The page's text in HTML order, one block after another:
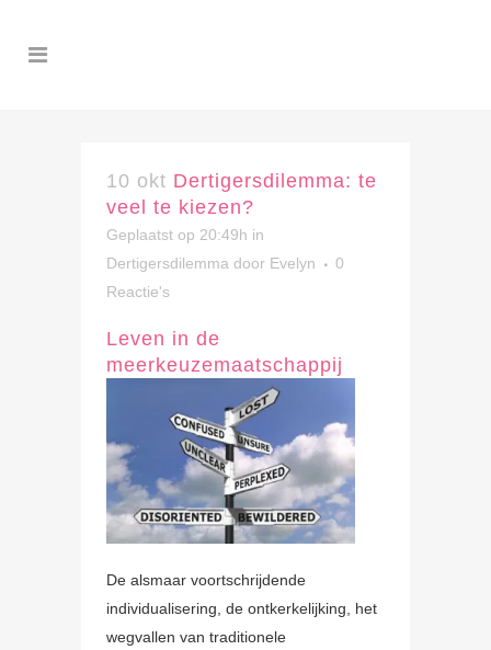
10 okt Dertigersdilemma: te
veel te kiezen?
Geplaatst op 20:49h in
Dertigersdilemma door Evelyn
0
Reactie's
Leven in de
meerkeuzemaatschappij
De alsmaar voortschrijdende
individualisering, de ontkerkelijking, het
wegvallen van traditionele